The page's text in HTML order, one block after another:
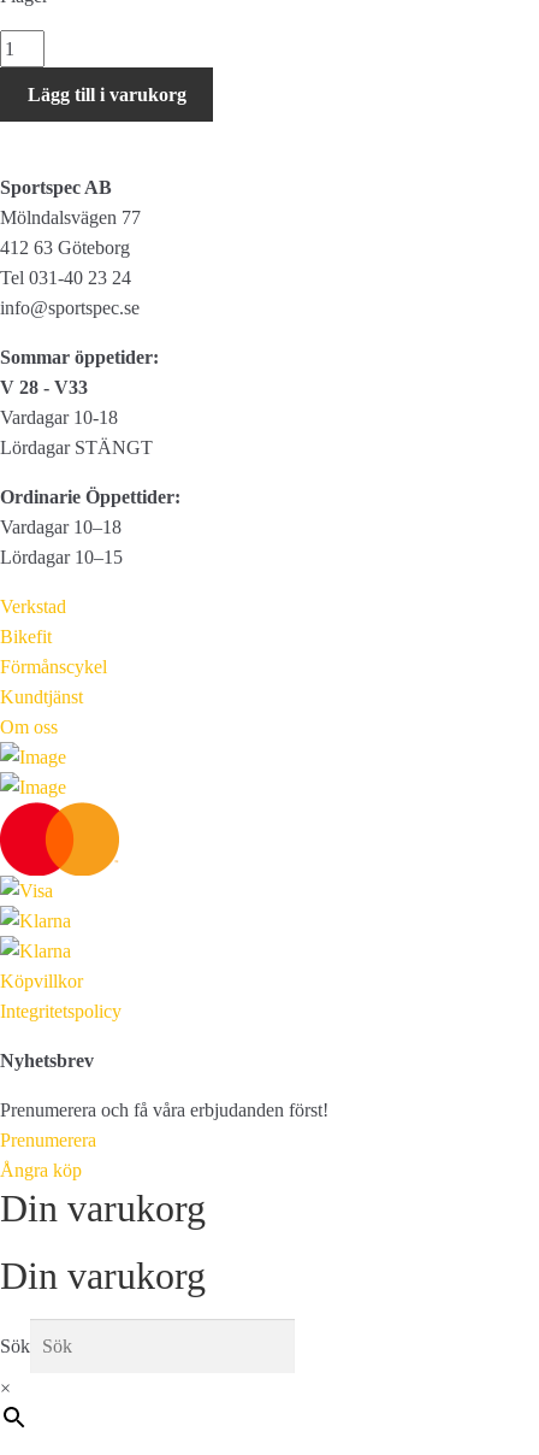
ROCKSHOX
Standard
bleedLägg till i varukorg
Sportspec AB
Mölndalsvägen 77
412 63 Göteborg
Tel 031-40 23 24
info@sportspec.se
Sommar öppetider:
V 28 - V33
Vardagar 10-18
Lördagar STÄNGT
Ordinarie Öppettider:
Vardagar 10–18
Lördagar 10–15
Verkstad
Bikefit
Förmånscykel
Kundtjänst
Om oss
Köpvillkor
Integritetspolicy
Nyhetsbrev
Prenumerera och få våra erbjudanden först!
Prenumerera
Ångra köp
Din varukorg
Din varukorg
Sök
×